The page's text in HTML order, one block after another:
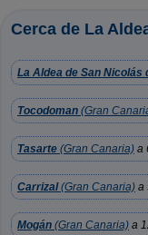
Cerca de La
La Aldea de San Nicolás
Tocodoman (Gran
Tasarte (Gran Canaria) a
Carrizal(Gran Canaria) a
Mogán (Gran Canaria) a